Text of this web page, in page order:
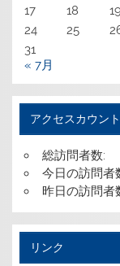
17
18 19
24
25
31
« 7月
アクセスカウント
総訪問者数:
今日の訪問者
昨日の訪問者
リンク